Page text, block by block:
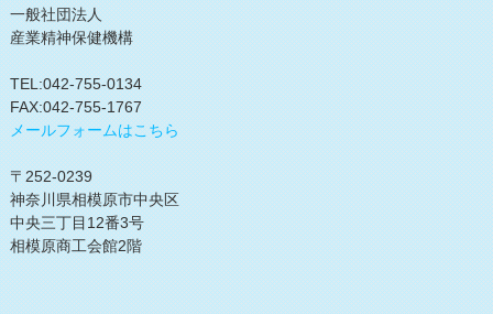
一般社団法人
産業精神保健機構
TEL:042-755-0134
FAX:042-755-1767
メールフォームはこちら
〒252-0239
神奈川県相模原市中央区
中央三丁目12番3号
相模原商工会館2階